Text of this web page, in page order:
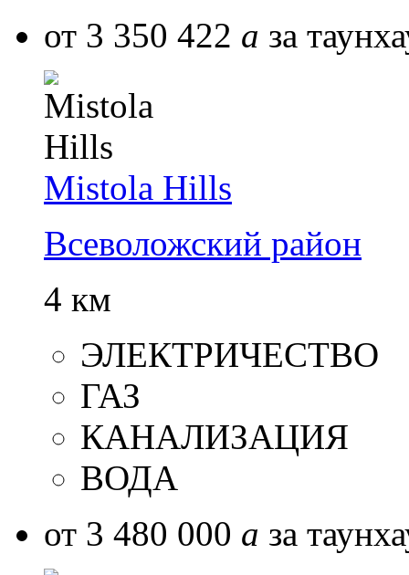
от 3 350 422 a за
Mistola Hills
Всеволожский район
4 км
ЭЛЕКТРИЧЕСТВО
ГАЗ
КАНАЛИЗАЦИЯ
ВОДА
от 3 480 000 a за